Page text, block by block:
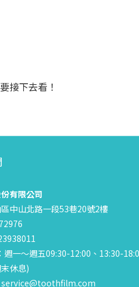
接下去看！
有限公司
中山北路一段53巷20號2樓
週一～週五09:30-12:00、13:30-
休息)
service@toothfilm.com